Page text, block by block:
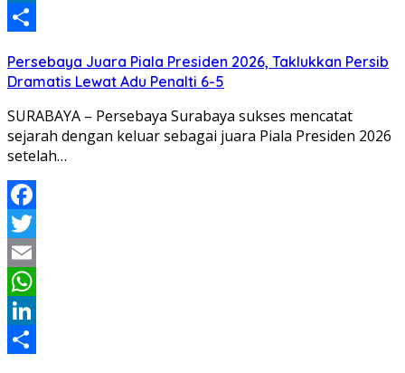
LinkedIn
Persebaya Juara Piala Presiden 2026, Taklukkan Persib
Dramatis Lewat Adu Penalti 6-5
SURABAYA – Persebaya Surabaya sukses mencatat
sejarah dengan keluar sebagai juara Piala Presiden 2026
setelah…
Facebook
Twitter
Email
WhatsApp
LinkedIn